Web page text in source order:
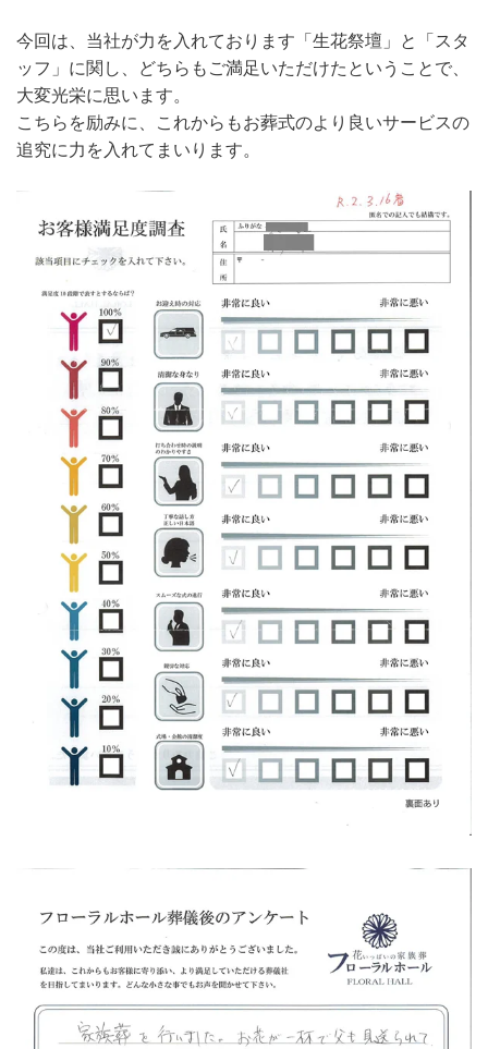
今回は、当社が力を入れております「生花祭壇」と「スタ
ッフ」に関し、どちらもご満足いただけたということで、
大変光栄に思います。
こちらを励みに、これからもお葬式のより良いサービスの
追究に力を入れてまいります。